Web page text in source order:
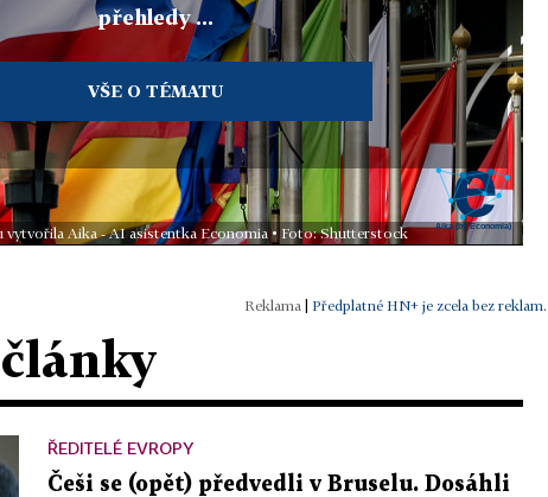
přehledy ...
VŠE O TÉMATU
vytvořila Aika - AI asistentka Economia • Foto: Shutterstock
Předplatné HN+ je zcela bez reklam.
ŘEDITELÉ EVROPY
Češi se (opět) předvedli v Bruselu. Dosáhli